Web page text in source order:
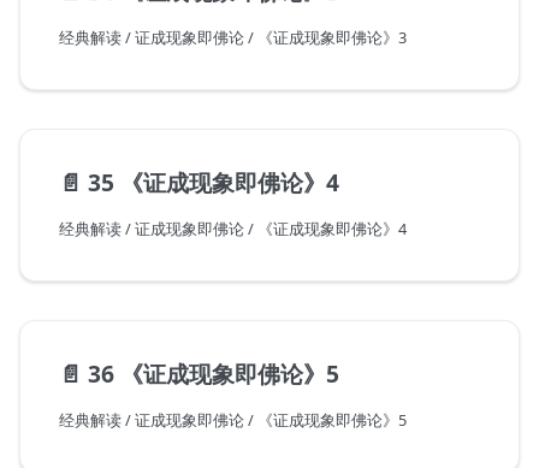
经典解读 / 证成现象即佛论 / 《证成现象即佛论》3
📄️ 35 《证成现象即佛论》4
经典解读 / 证成现象即佛论 / 《证成现象即佛论》4
📄️ 36 《证成现象即佛论》5
经典解读 / 证成现象即佛论 / 《证成现象即佛论》5